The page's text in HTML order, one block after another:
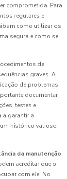
comprometida. Para
regulares e
como utilizar os
segura e como se
de
graves. A
de problemas
documentar
testes e
a garantir a
histórico valioso
da manutenção
acreditar que o
com ele. No